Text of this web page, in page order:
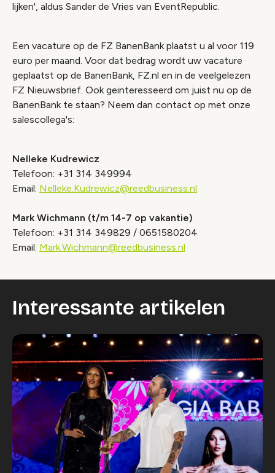
lijken', aldus Sander de Vries van EventRepublic.
Een vacature op de FZ BanenBank plaatst u al voor 119
euro per maand. Voor dat bedrag wordt uw vacature
geplaatst op de BanenBank, FZ.nl en in de veelgelezen
FZ Nieuwsbrief. Ook geinteresseerd om juist nu op de
BanenBank te staan? Neem dan contact op met onze
salescollega's:
Nelleke Kudrewicz
Telefoon: +31 314 349994
Email: Nelleke.Kudrewicz@reedbusiness.nl
Mark Wichmann (t/m 14-7 op vakantie)
Telefoon: +31 314 349829 / 0651580204
Email: Mark.Wichmann@reedbusiness.nl
Interessante artikelen